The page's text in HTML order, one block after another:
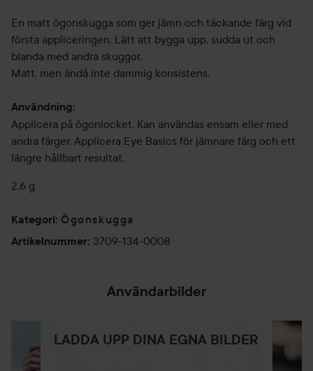
En matt ögonskugga som ger jämn och täckande färg vid
första appliceringen. Lätt att bygga upp, sudda ut och
blanda med andra skuggor.
Matt, men ändå inte dammig konsistens.
Användning:
Applicera på ögonlocket. Kan användas ensam eller med
andra färger. Applicera Eye Basics för jämnare färg och ett
längre hållbart resultat.
2,6 g
Kategori: Ögonskugga
Artikelnummer: 3709-134-0008
Användarbilder
LADDA UPP DINA EGNA BILDER